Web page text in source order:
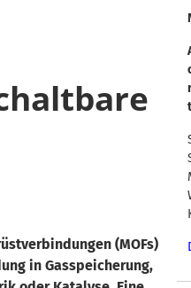
(MOFs)
in Gasspeicherung,